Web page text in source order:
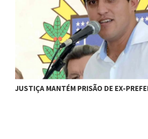
JUSTIÇA MANTÉM PRISÃO DE EX-